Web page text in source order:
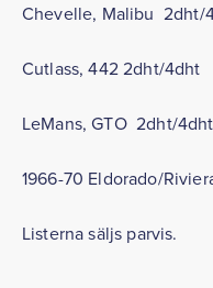
Chevelle, Malibu 2dht/
Cutlass, 442 2dht/4dht
LeMans, GTO 2dht/4dht
1966-70 Eldorado/
Listerna säljs parvis.